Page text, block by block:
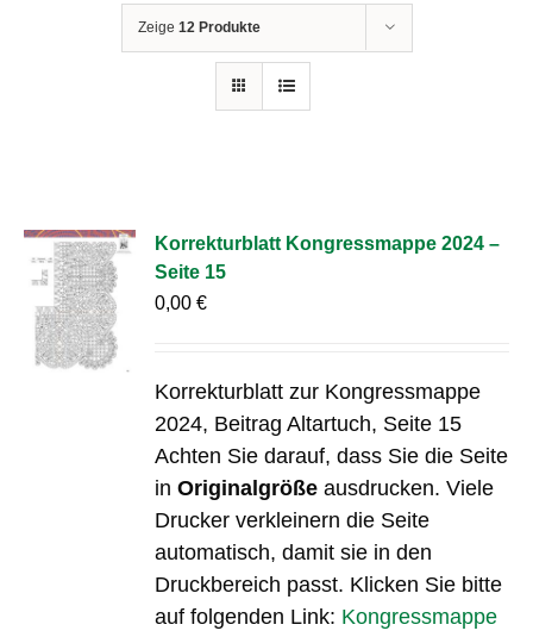
Zeige 12 Produkte
Korrekturblatt Kongressmappe 2024 –
Seite 15
0,00€
Korrekturblatt zur Kongressmappe
2024, Beitrag Altartuch, Seite 15
Achten Sie darauf, dass Sie die Seite
inOriginalgröße ausdrucken. Viele
Drucker verkleinern die Seite
automatisch, damit sie in den
Druckbereich passt. Klicken Sie bitte
auf folgenden Link: Kongressmappe